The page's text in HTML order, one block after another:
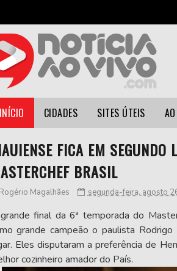
INÍCIO CIDADES SITES ÚTEIS
FICA EM
BRASIL
Rogério Magalhães segunda-feira, agosto
final da 6ª temporada do
grande campeão o paulista
Eles disputaram a preferência de
cozinheiro amador do País.